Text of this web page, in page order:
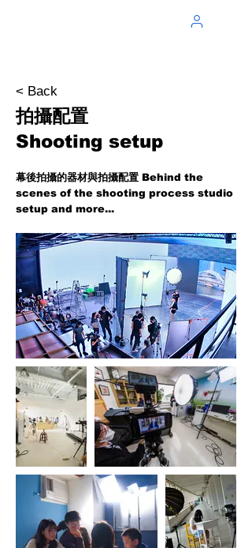
< Back
拍攝配置
Shooting setup
幕後拍攝的器材與拍攝配置 Behind the
scenes of the shooting process studio
setup and more...